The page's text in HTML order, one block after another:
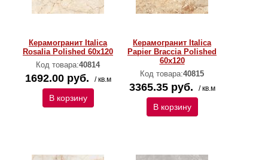
Керамогранит Italica
Rosalia Polished 60х120
Код товара:40814
1692.00 руб. / кв.м
В корзину
Керамогранит Italica
Papier Braccia Polished
60х120
Код товара:40815
3365.35 руб. / кв.м
В корзину